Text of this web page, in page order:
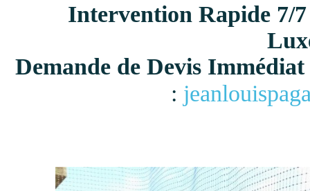
Intervention Rapide 7/
Demande de Devis
: